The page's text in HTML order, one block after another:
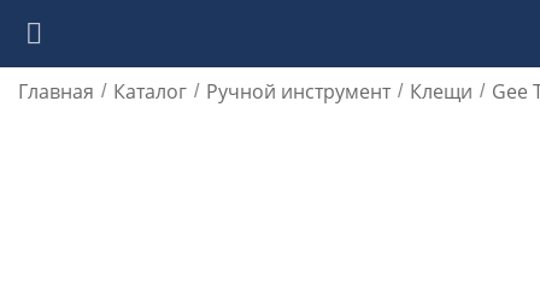
Главная / Каталог / Ручной инструмент / Клещи / Gee